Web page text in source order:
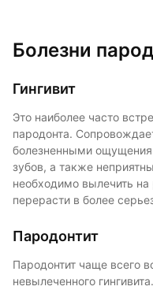
Болезни
Гингивит
Это наиболее часто
пародонта.
болезненными
зубов, а также
необходимо вылечить
перерасти в более
Пародонтит
Пародонтит чаще всего
невылеченного